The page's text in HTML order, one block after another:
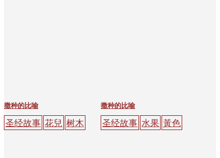
撒种的比喻
圣经故事 花兒 树木
撒种的比喻
圣经故事 水果 黃色